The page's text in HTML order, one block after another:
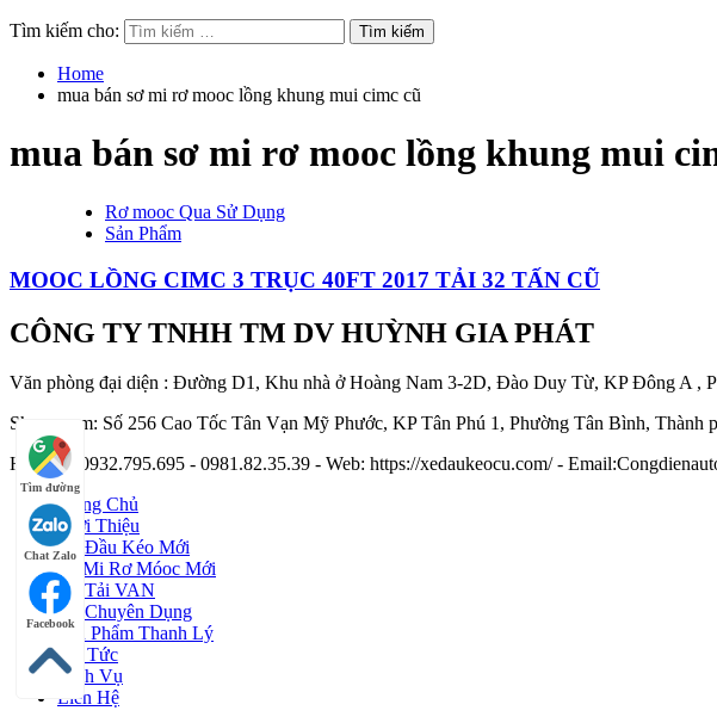
Tìm kiếm cho:
Home
mua bán sơ mi rơ mooc lồng khung mui cimc cũ
mua bán sơ mi rơ mooc lồng khung mui
Rơ mooc Qua Sử Dụng
Sản Phẩm
MOOC LỒNG CIMC 3 TRỤC 40FT 2017 TẢI 32 TẤN CŨ
CÔNG TY TNHH TM DV HUỲNH GIA PHÁT
Văn phòng đại diện : Đường D1, Khu nhà ở Hoàng Nam 3-2D, Đào Duy Từ, KP Đông A ,
Showroom: Số 256 Cao Tốc Tân Vạn Mỹ Phước, KP Tân Phú 1, Phường Tân Bình,
Hotline : 0932.795.695 - 0981.82.35.39 - Web: https://xedaukeocu.com/ -
Tìm đường
Chat Zalo
Facebook
Trang Chủ
Giới Thiệu
Xe Đầu Kéo Mới
Sơ Mi Rơ Móoc Mới
Xe Tải VAN
Xe Chuyên Dụng
Sản Phẩm Thanh Lý
Tin Tức
Dịch Vụ
Liên Hệ